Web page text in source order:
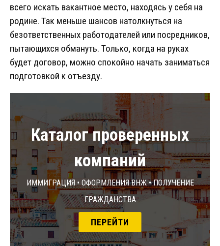
всего искать вакантное место, находясь у себя на
родине. Так меньше шансов натолкнуться на
безответственных работодателей или посредников,
пытающихся обмануть. Только, когда на руках
будет договор, можно спокойно начать заниматься
подготовкой к отъезду.
Каталог проверенных
компаний
Иммиграция • Оформления ВНЖ • Получение
гражданства
ПЕРЕЙТИ